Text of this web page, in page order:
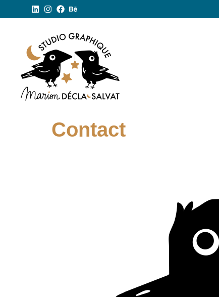
Contact